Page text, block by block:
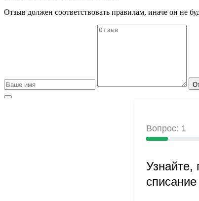
Отзыв должен соответствовать правилам, иначе он не